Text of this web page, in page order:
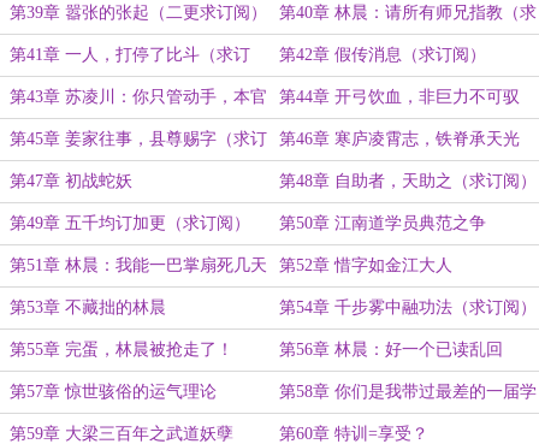
阅） （求月票）
第39章 嚣张的张起（二更求订阅） 第40章 林晨：请所有师兄指教（求
订阅）
第41章 一人，打停了比斗（求订
阅）
第42章 假传消息（求订阅）
第43章 苏凌川：你只管动手，本官
替你辩经
第44章 开弓饮血，非巨力不可驭
（求订阅）
第45章 姜家往事，县尊赐字（求订
阅）
第46章 寒庐凌霄志，铁脊承天光
（七千大章求订阅）
第47章 初战蛇妖 第48章 自助者，天助之（求订阅）
第49章 五千均订加更（求订阅） 第50章 江南道学员典范之争
第51章 林晨：我能一巴掌扇死几天
前的自己
第52章 惜字如金江大人
第53章 不藏拙的林晨 第54章 千步雾中融功法（求订阅）
第55章 完蛋，林晨被抢走了！ 第56章 林晨：好一个已读乱回
第57章 惊世骇俗的运气理论 第58章 你们是我带过最差的一届学
员
第59章 大梁三百年之武道妖孽 第60章 特训=享受？